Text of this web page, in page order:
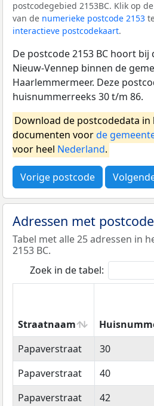
postcodegebied 2153BC. Klik op
van de numerieke postcode 2153
interactieve postcodekaart.
De postcode 2153 BC hoort bij
Nieuw-Vennep binnen de
Haarlemmermeer. Deze
huisnummerreeks 30 t/m 86.
Download de postcodedata in
documenten voorde
voor heel Nederland.
Vorige postcode
Adressen met
Tabel met alle 25 adressen in
2153 BC.
Zoek in de tabel:
Straatnaam
Straatnaam
Papaverstraat 30
Papaverstraat
40
Papaverstraat
42